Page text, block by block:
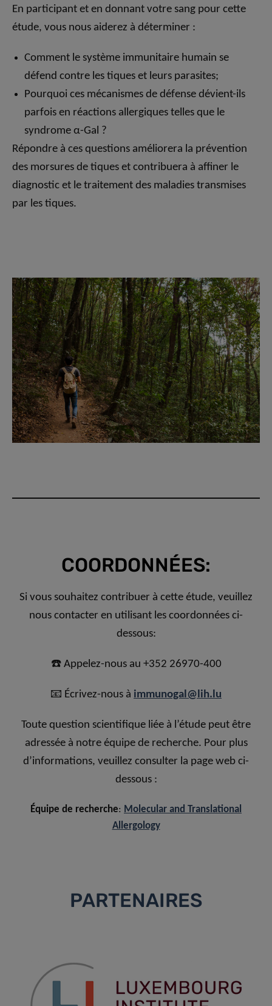
En participant et en donnant votre sang pour cette
étude, vous nous aiderez à déterminer :
Comment le système immunitaire humain se
défend contre les tiques et leurs parasites;
Pourquoi ces mécanismes de défense dévient-ils
parfois en réactions allergiques telles que le
syndrome α-Gal ?
Répondre à ces questions améliorera la prévention
des morsures de tiques et contribuera à affiner le
diagnostic et le traitement des maladies transmises
par les tiques.
COORDONNÉES:
Si vous souhaitez contribuer à cette étude, veuillez
nous contacter en utilisant les coordonnées ci-
dessous:
☎️ Appelez-nous au +352 26970-400
📧 Écrivez-nous à immunogal@lih.lu
Toute question scientifique liée à l’étude peut être
adressée à notre équipe de recherche. Pour plus
d’informations, veuillez consulter la page web ci-
dessous :
Équipe de recherche: Molecular and Translational
Allergology
PARTENAIRES